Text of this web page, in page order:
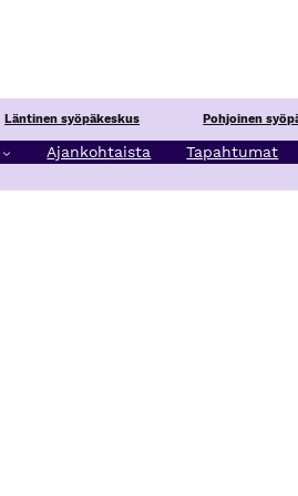
Läntinen syöpäkeskus Pohjoinen
Ajankohtaista Tapahtumat